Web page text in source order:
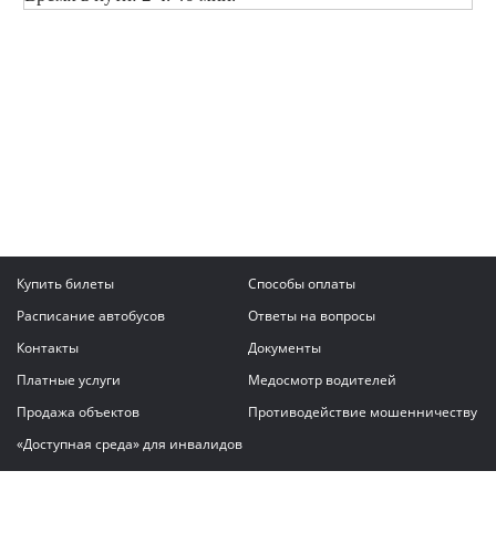
Купить билеты
Способы оплаты
Расписание автобусов
Ответы на вопросы
Контакты
Документы
Платные услуги
Медосмотр водителей
Продажа объектов
Противодействие мошенничеству
«Доступная среда» для инвалидов